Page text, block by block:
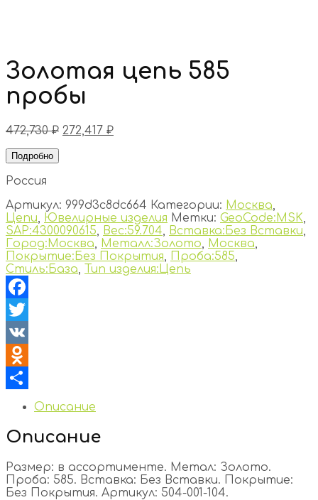
Золотая цепь 585
пробы
472,730₽ 272,417 ₽
Подробно
Россия
Артикул: 999d3c8dc664 Категории: Москва,
Цепи, Ювелирные изделия Метки: GeoCode:MSK,
SAP:4300090615, Вес:59.704, Вставка:Без Вставки,
Город:Москва, Металл:Золото, Москва,
Покрытие:Без Покрытия, Проба:585,
Стиль:База, Тип изделия:Цепь
Facebook
Twitter
VK
Odnoklassniki
Отправить
Описание
Описание
Размер: в ассортименте. Метал: Золото.
Проба: 585. Вставка: Без Вставки. Покрытие:
Без Покрытия. Артикул: 504-001-104.